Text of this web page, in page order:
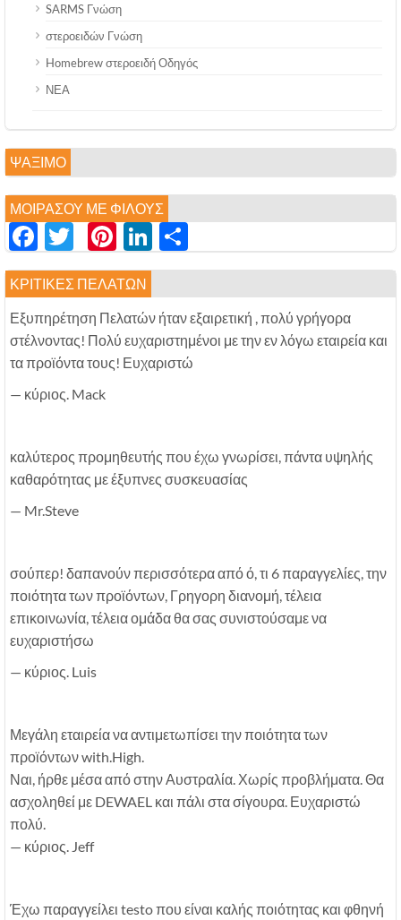
SARMS Γνώση
στεροειδών Γνώση
Homebrew στεροειδή Οδηγός
ΝΕΑ
ΨΆΞΙΜΟ
ΜΟΙΡΆΣΟΥ ΜΕ ΦΊΛΟΥΣ
Facebook
Twitter
Pinterest
LinkedIn
享
ΚΡΙΤΙΚΈΣ ΠΕΛΑΤΏΝ
Εξυπηρέτηση Πελατών ήταν εξαιρετική , πολύ γρήγορα
στέλνοντας! Πολύ ευχαριστημένοι με την εν λόγω εταιρεία και
τα προϊόντα τους! Ευχαριστώ
— κύριος. Mack
καλύτερος προμηθευτής που έχω γνωρίσει, πάντα υψηλής
καθαρότητας με έξυπνες συσκευασίας
— Mr.Steve
σούπερ! δαπανούν περισσότερα από ό, τι 6 παραγγελίες, την
ποιότητα των προϊόντων, Γρηγορη διανομή, τέλεια
επικοινωνία, τέλεια ομάδα θα σας συνιστούσαμε να
ευχαριστήσω
— κύριος. Luis
Μεγάλη εταιρεία να αντιμετωπίσει την ποιότητα των
προϊόντων with.High.
Ναι, ήρθε μέσα από στην Αυστραλία. Χωρίς προβλήματα. Θα
ασχοληθεί με DEWAEL και πάλι στα σίγουρα. Ευχαριστώ
πολύ.
— κύριος. Jeff
Έχω παραγγείλει testo που είναι καλής ποιότητας και φθηνή